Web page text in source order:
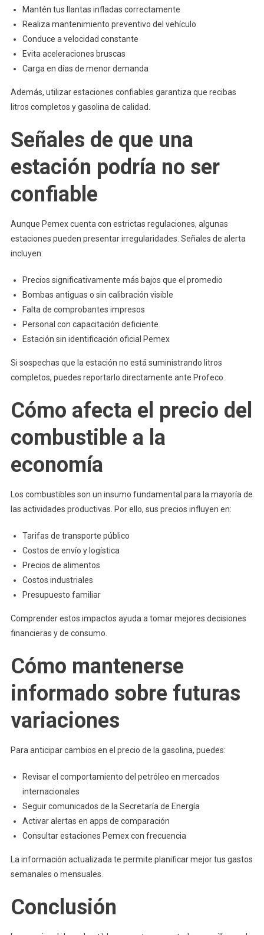
Mantén tus llantas infladas correctamente
Realiza mantenimiento preventivo del vehículo
Conduce a velocidad constante
Evita aceleraciones bruscas
Carga en días de menor demanda
Además, utilizar estaciones confiables garantiza que recibas
litros completos y gasolina de calidad.
Señales de que una
estación podría no ser
confiable
Aunque Pemex cuenta con estrictas regulaciones, algunas
estaciones pueden presentar irregularidades. Señales de alerta
incluyen:
Precios significativamente más bajos que el promedio
Bombas antiguas o sin calibración visible
Falta de comprobantes impresos
Personal con capacitación deficiente
Estación sin identificación oficial Pemex
Si sospechas que la estación no está suministrando litros
completos, puedes reportarlo directamente ante Profeco.
Cómo afecta el precio del
combustible a la
economía
Los combustibles son un insumo fundamental para la mayoría de
las actividades productivas. Por ello, sus precios influyen en:
Tarifas de transporte público
Costos de envío y logística
Precios de alimentos
Costos industriales
Presupuesto familiar
Comprender estos impactos ayuda a tomar mejores decisiones
financieras y de consumo.
Cómo mantenerse
informado sobre futuras
variaciones
Para anticipar cambios en el precio de la gasolina, puedes:
Revisar el comportamiento del petróleo en mercados
internacionales
Seguir comunicados de la Secretaría de Energía
Activar alertas en apps de comparación
Consultar estaciones Pemex con frecuencia
La información actualizada te permite planificar mejor tus gastos
semanales o mensuales.
Conclusión